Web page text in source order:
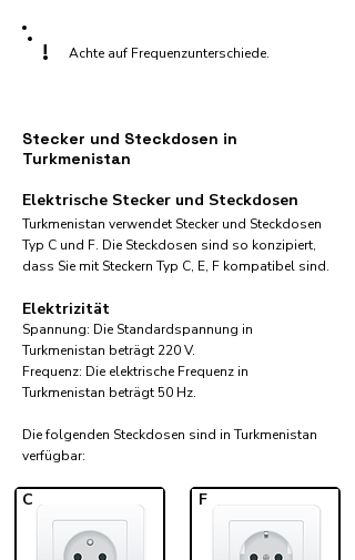
! Achte auf Frequenzunterschiede.
Stecker und Steckdosen in
Turkmenistan
Elektrische Stecker und Steckdosen
Turkmenistan verwendet Stecker und Steckdosen
Typ C und F. Die Steckdosen sind so konzipiert,
dass Sie mit Steckern Typ C, E, F kompatibel sind.
Elektrizität
Spannung: Die Standardspannung in
Turkmenistan beträgt 220 V.
Frequenz: Die elektrische Frequenz in
Turkmenistan beträgt 50 Hz.
Die folgenden Steckdosen sind in Turkmenistan
verfügbar:​
C F